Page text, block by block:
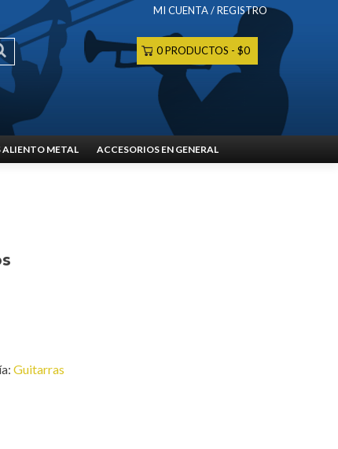
MI CUENTA / REGISTRO
0 PRODUCTOS $0
ALIENTO METAL ACCESORIOS EN GENERAL
Guitarras